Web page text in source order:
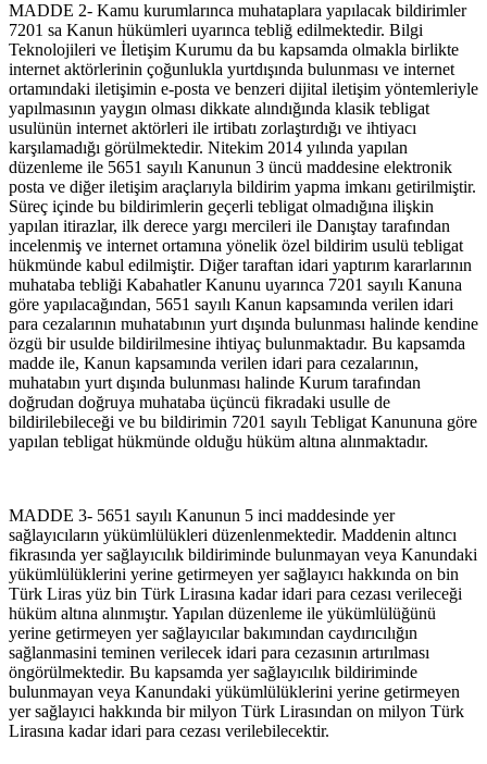
MADDE 2- Kamu kurumlarınca muhataplara yapılacak bildirimler
7201 sa Kanun hükümleri uyarınca tebliğ edilmektedir. Bilgi
Teknolojileri ve İletişim Kurumu da bu kapsamda olmakla birlikte
internet aktörlerinin çoğunlukla yurtdışında bulunması ve internet
ortamındaki iletişimin e-posta ve benzeri dijital iletişim yöntemleriyle
yapılmasının yaygın olması dikkate alındığında klasik tebligat
usulünün internet aktörleri ile irtibatı zorlaştırdığı ve ihtiyacı
karşılamadığı görülmektedir. Nitekim 2014 yılında yapılan
düzenleme ile 5651 sayılı Kanunun 3 üncü maddesine elektronik
posta ve diğer iletişim araçlarıyla bildirim yapma imkanı getirilmiştir.
Süreç içinde bu bildirimlerin geçerli tebligat olmadığına ilişkin
yapılan itirazlar, ilk derece yargı mercileri ile Danıştay tarafından
incelenmiş ve internet ortamına yönelik özel bildirim usulü tebligat
hükmünde kabul edilmiştir. Diğer taraftan idari yaptırım kararlarının
muhataba tebliği Kabahatler Kanunu uyarınca 7201 sayılı Kanuna
göre yapılacağından, 5651 sayılı Kanun kapsamında verilen idari
para cezalarının muhatabının yurt dışında bulunması halinde kendine
özgü bir usulde bildirilmesine ihtiyaç bulunmaktadır. Bu kapsamda
madde ile, Kanun kapsamında verilen idari para cezalarının,
muhatabın yurt dışında bulunması halinde Kurum tarafından
doğrudan doğruya muhataba üçüncü fikradaki usulle de
bildirilebileceği ve bu bildirimin 7201 sayılı Tebligat Kanununa göre
yapılan tebligat hükmünde olduğu hüküm altına alınmaktadır.
MADDE 3- 5651 sayılı Kanunun 5 inci maddesinde yer
sağlayıcıların yükümlülükleri düzenlenmektedir. Maddenin altıncı
fikrasında yer sağlayıcılık bildiriminde bulunmayan veya Kanundaki
yükümlülüklerini yerine getirmeyen yer sağlayıcı hakkında on bin
Türk Liras yüz bin Türk Lirasına kadar idari para cezası verileceği
hüküm altına alınmıştır. Yapılan düzenleme ile yükümlülüğünü
yerine getirmeyen yer sağlayıcılar bakımından caydırıcılığın
sağlanmasini teminen verilecek idari para cezasının artırılması
öngörülmektedir. Bu kapsamda yer sağlayıcılık bildiriminde
bulunmayan veya Kanundaki yükümlülüklerini yerine getirmeyen
yer sağlayıci hakkında bir milyon Türk Lirasından on milyon Türk
Lirasına kadar idari para cezası verilebilecektir.